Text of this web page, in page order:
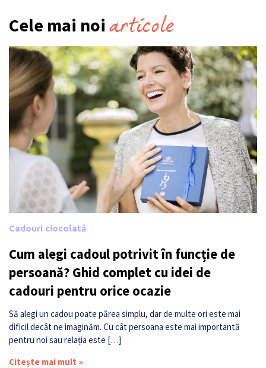
Cele mai noi articole
Cadouri ciocolată
Cum alegi cadoul potrivit în funcție de
persoană? Ghid complet cu idei de
cadouri pentru orice ocazie
Să alegi un cadou poate părea simplu, dar de multe ori este mai
dificil decât ne imaginăm. Cu cât persoana este mai importantă
pentru noi sau relația este […]
Citește mai mult »